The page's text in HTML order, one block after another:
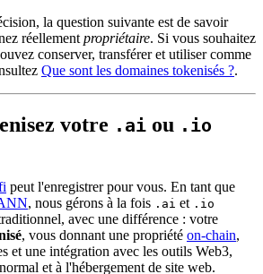
la question suivante est de savoir
réellement propriétaire. Si vous souhaitez
conserver, transférer et utiliser comme
Que sont les domaines tokenisés ?.
votre .ai ou .io
peut l'enregistrer pour vous. En tant que
, nous gérons à la fois .ai et .io
avec une différence : votre
, vous donnant une propriété on-chain,
et une intégration avec les outils Web3,
et à l'hébergement de site web.